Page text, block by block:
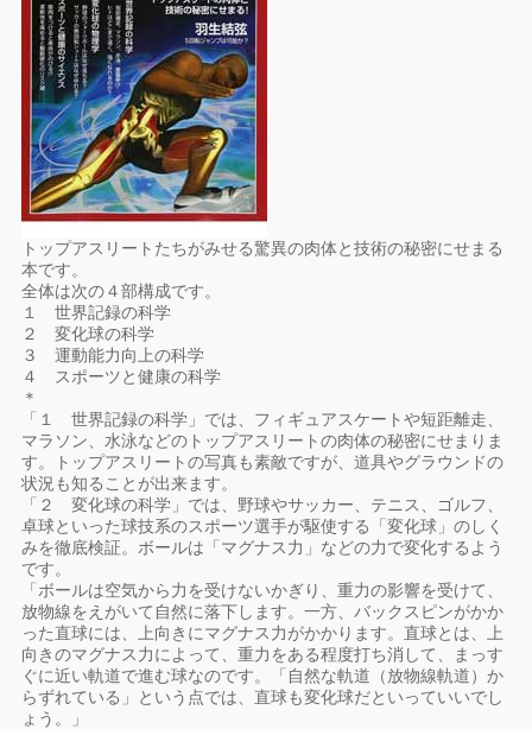
トップアスリートたちがみせる驚異の肉体と技術の秘密にせまる
本です。
全体は次の４部構成です。
１ 世界記録の科学
２ 変化球の科学
３ 運動能力向上の科学
４ スポーツと健康の科学
＊
「１ 世界記録の科学」では、フィギュアスケートや短距離走、
マラソン、水泳などのトップアスリートの肉体の秘密にせまりま
す。トップアスリートの写真も素敵ですが、道具やグラウンドの
状況も知ることが出来ます。
「２ 変化球の科学」では、野球やサッカー、テニス、ゴルフ、
卓球といった球技系のスポーツ選手が駆使する「変化球」のしく
みを徹底検証。ボールは「マグナス力」などの力で変化するよう
です。
「ボールは空気から力を受けないかぎり、重力の影響を受けて、
放物線をえがいて自然に落下します。一方、バックスピンがかか
った直球には、上向きにマグナス力がかかります。直球とは、上
向きのマグナス力によって、重力をある程度打ち消して、まっす
ぐに近い軌道で進む球なのです。「自然な軌道（放物線軌道）か
らずれている」という点では、直球も変化球だといっていいでし
ょう。」